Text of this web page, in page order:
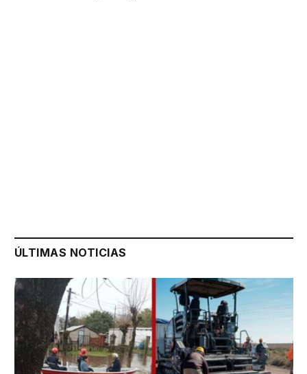
ÚLTIMAS NOTICIAS